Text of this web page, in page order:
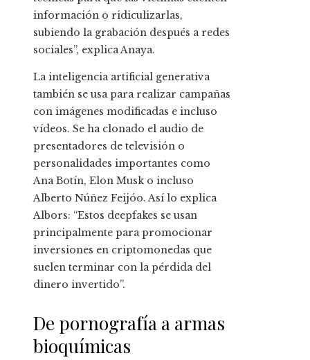
información o ridiculizarlas,
subiendo la grabación después a redes
sociales”, explica Anaya.
La inteligencia artificial generativa
también se usa para realizar campañas
con imágenes modificadas e incluso
vídeos. Se ha clonado el audio de
presentadores de televisión o
personalidades importantes como
Ana Botín, Elon Musk o incluso
Alberto Núñez Feijóo. Así lo explica
Albors: “Estos deepfakes se usan
principalmente para promocionar
inversiones en criptomonedas que
suelen terminar con la pérdida del
dinero invertido”.
De pornografía a armas
bioquímicas